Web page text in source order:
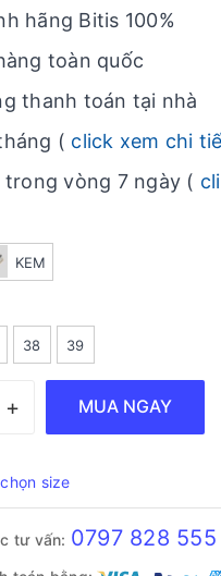
hãng Bitis 100%
toàn quốc
thanh toán tại nhà
( click xem chi
vòng 7 ngày (
KEM
38 39
+ MUA NGAY
size
tư vấn: 0797 828 555